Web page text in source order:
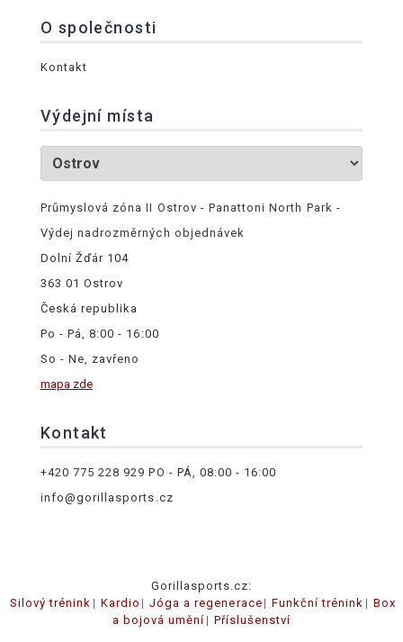
O společnosti
Kontakt
Výdejní místa
Průmyslová zóna II Ostrov - Panattoni North Park -
Výdej nadrozměrných objednávek
Dolní Žďár 104
363 01 Ostrov
Česká republika
Po - Pá, 8:00 - 16:00
So - Ne, zavřeno
mapa zde
Kontakt
+420 775 228 929 PO - PÁ, 08:00 - 16:00
info@gorillasports.cz
Gorillasports.cz:
Silový trénink
Kardio Jóga a regenerace Funkční trénink
Box
a bojová umění
Příslušenství